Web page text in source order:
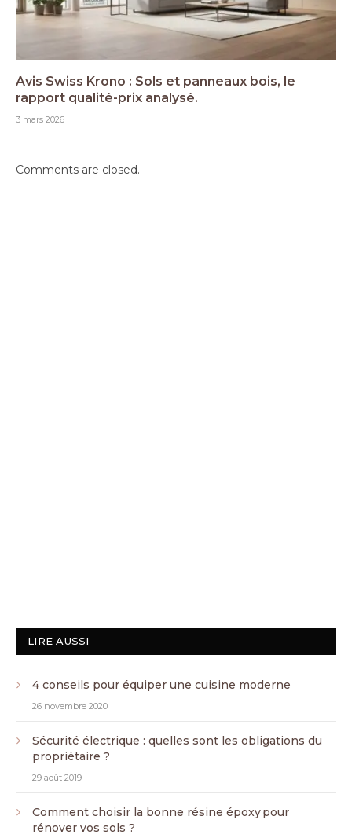
Avis Swiss Krono : Sols et panneaux bois, le
rapport qualité-prix analysé.
3 mars 2026
Comments are closed.
LIRE AUSSI
4 conseils pour équiper une cuisine moderne
26 novembre 2020
Sécurité électrique : quelles sont les obligations du
propriétaire ?
29 août 2019
Comment choisir la bonne résine époxy pour
rénover vos sols ?